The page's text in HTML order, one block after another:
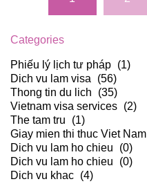
Categories
Phiếu lý lịch tư pháp (1)
Dich vu lam visa
(56)
Thong tin du lich
(35)
Vietnam visa services (2)
The tam tru
(1)
Giay mien thi thuc Viet Nam
Dich vu lam ho chieu
(0)
Dich vu lam ho chieu
(0)
Dich vu khac (4)